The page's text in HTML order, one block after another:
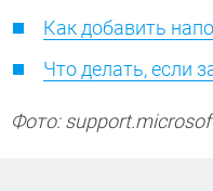
Как добавить
Что делать, если
Фото: